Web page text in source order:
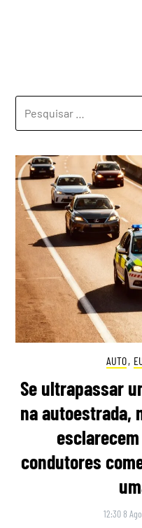
POR:
AUTO,
Se ultrapassar
na autoestrada,
condutores
12:30 8